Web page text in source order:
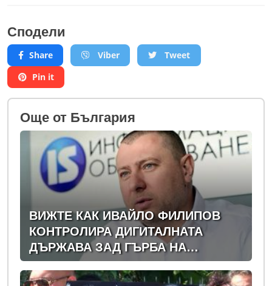
Сподели
Share Viber
Tweet
Pin it
Oще от България
ВИЖТЕ КАК ИВАЙЛО ФИЛИПОВ
КОНТРОЛИРА ДИГИТАЛНАТА
ДЪРЖАВА ЗАД ГЪРБА НА
ПРАВИТЕЛСТВОТО?
(РАЗСЛЕДВАНЕ)